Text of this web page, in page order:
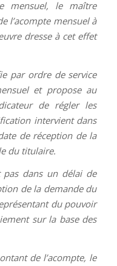
mensuel, le maître
l’acompte mensuel à
dresse à cet effet
par ordre de service
et propose au
de régler les
intervient dans
de réception de la
du titulaire.
pas dans un délai de
de la demande du
du pouvoir
sur la base des
de l’acompte, le